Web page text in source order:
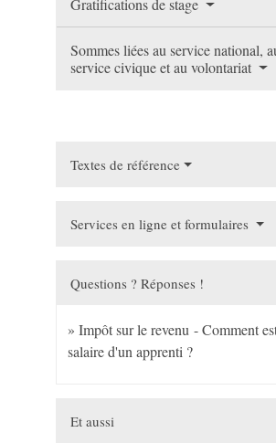
Gratifications de stage
Sommes liées au service national,
service civique et au volontariat
Textes de référence
Services en ligne et formulaires
Questions ? Réponses !
Impôt sur le revenu - Comment
salaire d'un apprenti ?
Et aussi